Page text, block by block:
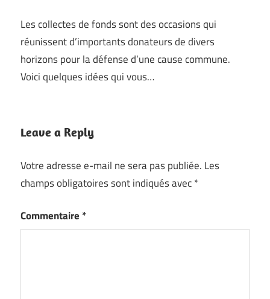
Les collectes de fonds sont des occasions qui
réunissent d’importants donateurs de divers
horizons pour la défense d’une cause commune.
Voici quelques idées qui vous…
Leave a Reply
Votre adresse e-mail ne sera pas publiée. Les
champs obligatoires sont indiqués avec*
Commentaire *